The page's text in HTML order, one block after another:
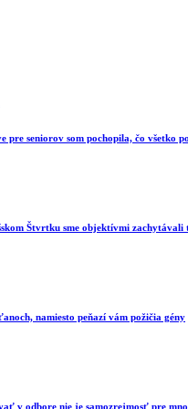
seniorov som pochopila, čo všetko
Štvrtku sme objektívmi zachytávali
namiesto peňazí vám požičia gény
v odbore nie je samozrejmosť pre